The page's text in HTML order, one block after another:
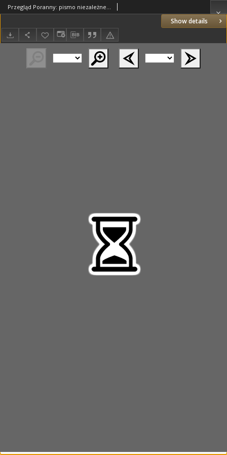
Show details
Przegląd Poranny: pismo niezależne i bezpartyjne 1928.09.13 R.8 Nr210